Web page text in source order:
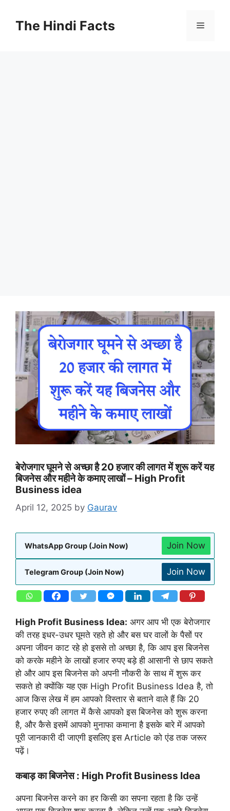
The Hindi Facts
बेरोजगार घूमने से अच्छा है 20 हजार की लागत में शुरू करें यह
बिजनेस और महीने के कमाए लाखों – High Profit
Business idea
April 12, 2025 by Gaurav
WhatsApp Group (Join Now) Join Now
Telegram Group (Join Now) Join Now
High Profit Business Idea: अगर आप भी एक बेरोजगार
की तरह इधर-उधर घूमते रहते हो और बस घर वालों के पैसों पर
अपना जीवन काट रहे हो इससे तो अच्छा है, कि आप इस बिजनेस
को करके महीने के लाखों हजार रुपए बड़े ही आसानी से छाप सकते
हो और आप इस बिजनेस को अपनी नौकरी के साथ में शुरू कर
सकते हो क्योंकि यह एक High Profit Business Idea है, तो
आज किस लेख में हम आपको विस्तार से बताने वाले हैं कि 20
हजार रुपए की लागत में कैसे आपको इस बिजनेस को शुरू करना
है, और कैसे इसमें आपको मुनाफा कमाना है इसके बारे में आपको
पूरी जानकारी दी जाएगी इसलिए इस Article को एंड तक जरूर
पढ़ें।
कबाड़ का बिजनेस : High Profit Business Idea
अपना बिजनेस करने का हर किसी का सपना रहता है कि उन्हें